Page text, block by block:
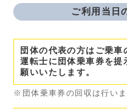
ご利用当日
団体の代表の方はご乗
運転士に団体乗車券を提
願いいたします。
※団体乗車券の回収は行いま